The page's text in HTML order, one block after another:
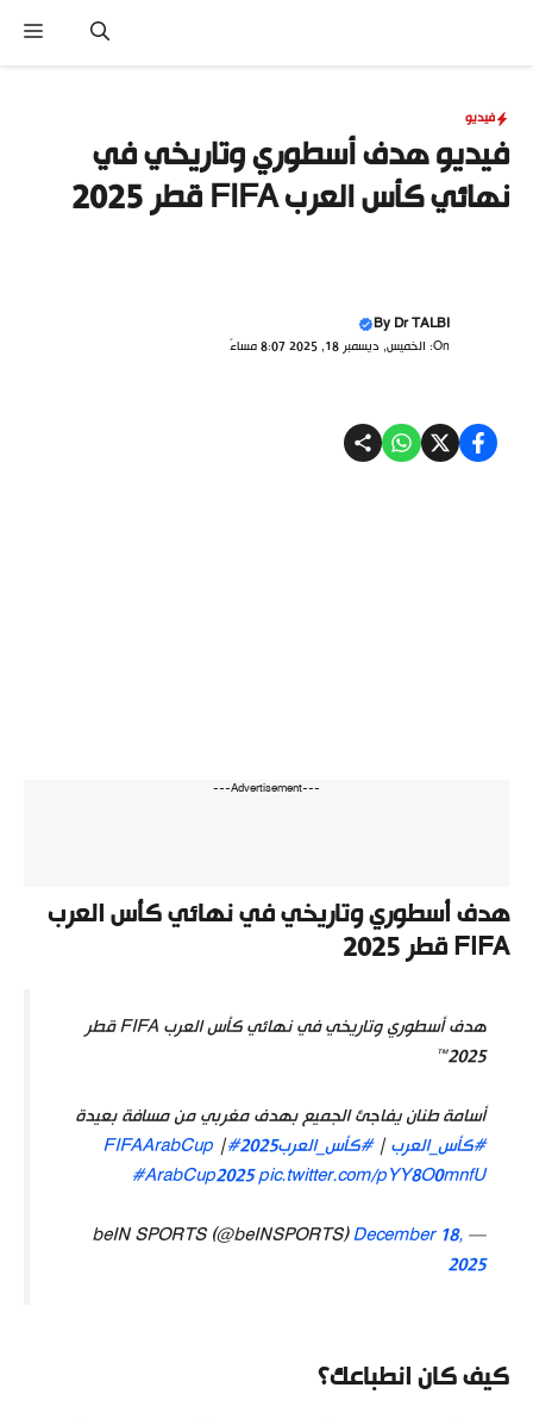
المحتوى
فيديو
فيديو هدف أسطوري وتاريخي في
نهائي كأس العرب FIFA قطر 2025
ByDr TALBI
On: الخميس, ديسمبر 18, 2025 8:07 مساءً
---Advertisement---
هدف أسطوري وتاريخي في نهائي كأس العرب
FIFA قطر 2025
هدف أسطوري وتاريخي في نهائي كأس العرب FIFA قطر
2025™
أسامة طنان يفاجئ الجميع بهدف مغربي من مسافة بعيدة
#كأس_العرب|#كأس_العرب2025 #FIFAArabCup
|
#ArabCup2025pic.twitter.com/pYY8O0mnfU
— beIN SPORTS (@beINSPORTS)
December 18,
2025
كيف كان انطباعك؟